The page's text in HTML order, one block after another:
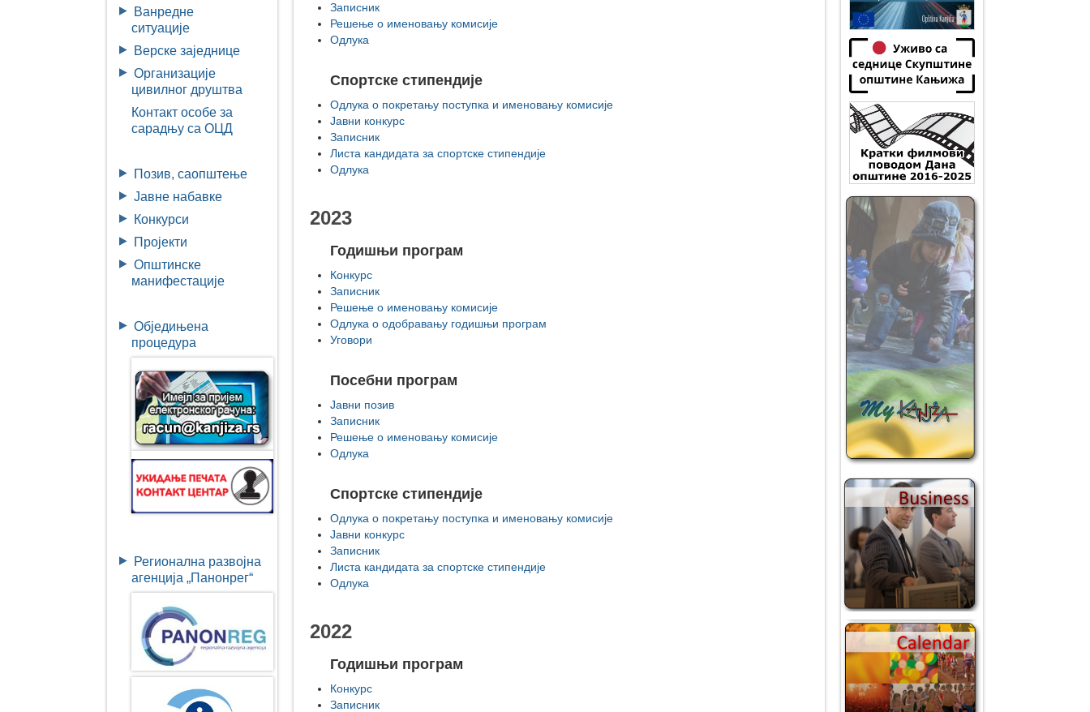
Ванредне
ситуације
Верске заједнице
Организације
цивилног друштва
Контакт особе за
сарадњу са ОЦД
Позив, саопштење
Јавне набавке
Конкурси
Пројекти
Општинске
манифестације
Обједињена
процедура
Регионална развојна
агенција „Панонрег“
Записник
Решење о именовању комисије
Одлука
Спортске стипендије
Одлука о покретању поступка и именовању комисије
Јавни конкурc
Записник
Листа кандидата за спортске стипендије
Одлука
2023
Годишњи програм
Конкурс
Записник
Решење о именовању комисије
Одлука о одобравању годишњи програм
Уговори
Посебни програм
Јавни позив
Записник
Решење о именовању комисије
Одлука
Спортске стипендије
Одлука о покретању поступка и именовању комисије
Јавни конкурc
Записник
Листа кандидата за спортске стипендије
Одлука
2022
Годишњи програм
Конкурс
Записник